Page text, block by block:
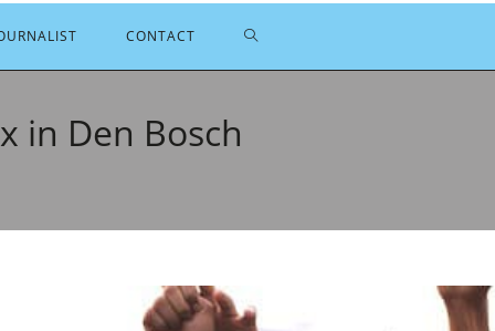
CONTACT TOGGLE
in Den Bosch